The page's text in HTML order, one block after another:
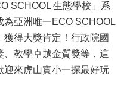
SCHOOL 生態學校」系
亞洲唯一ECO SCHOOL
得大獎肯定！行政院國
教學卓越金質獎等，這
迎來虎山實小一探最好玩